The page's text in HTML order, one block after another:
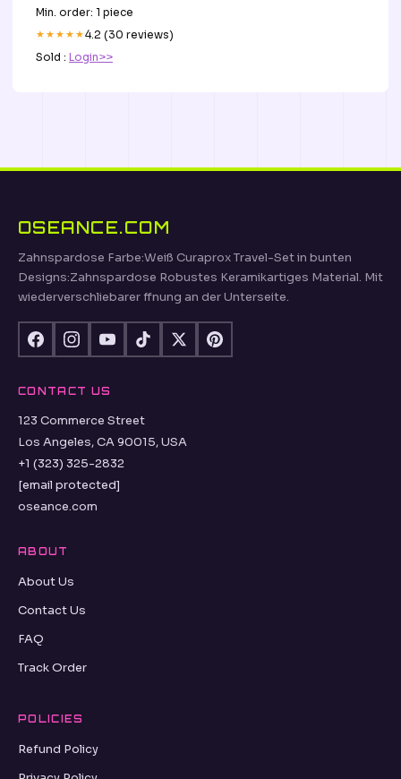
Min. order: 1 piece
★★★★★4.2 (30 reviews)
Sold : Login>>
OSEANCE.COM
Zahnspardose Farbe:Weiß Curaprox Travel-Set in bunten
Designs:Zahnspardose Robustes Keramikartiges Material. Mit
wiederverschliebarer ffnung an der Unterseite.
CONTACT US
123 Commerce Street
Los Angeles, CA 90015, USA
+1 (323) 325-2832
[email protected]
oseance.com
ABOUT
About Us
Contact Us
FAQ
Track Order
POLICIES
Refund Policy